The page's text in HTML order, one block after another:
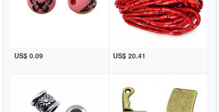
US$ 0.09 US$ 20.41